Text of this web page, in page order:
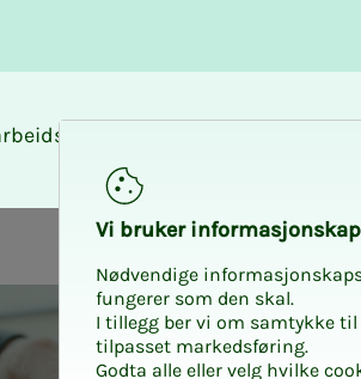
Vi bru­­­ker
Nødvendige
fungerer som den skal.
I tillegg ber vi om samtykke
tilpasset markedsføring.
Godta alle eller velg hvilke